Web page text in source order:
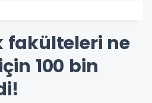
fakülteleri ne
100 bin